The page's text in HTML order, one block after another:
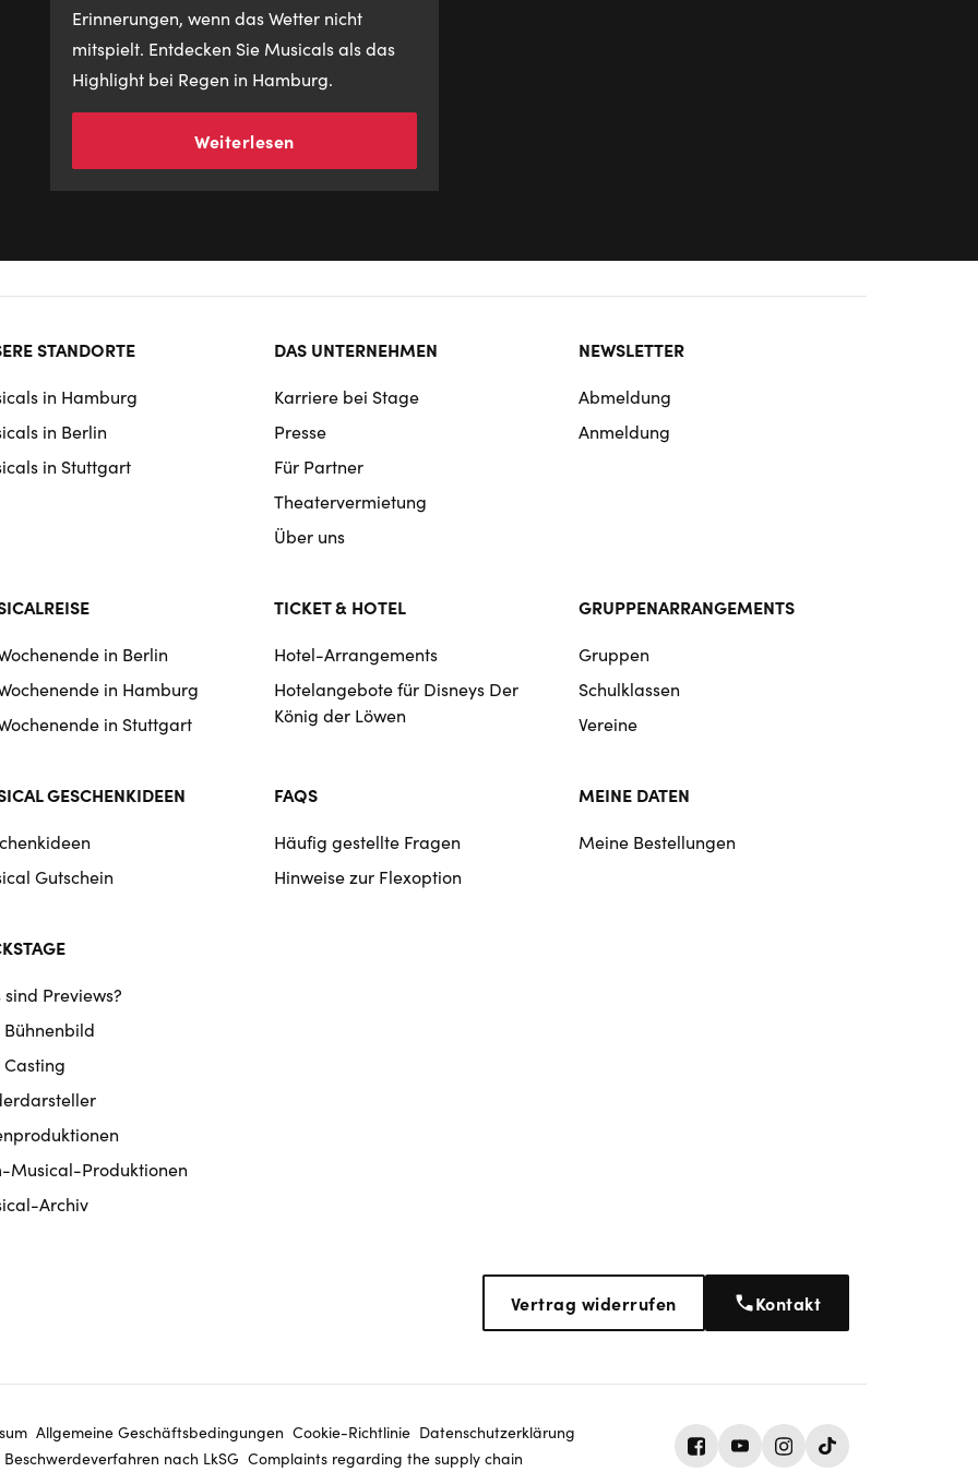
Erinnerungen, wenn das Wetter nicht
mitspielt. Entdecken Sie Musicals als das
Highlight bei Regen in Hamburg.
Weiterlesen
STANDORTE
in Hamburg
in Berlin
in Stuttgart
DAS UNTERNEHMEN
Karriere bei Stage
Presse
Für Partner
Theatervermietung
Über uns
NEWSLETTER
Abmeldung
Anmeldung
in Berlin
in Hamburg
in Stuttgart
TICKET & HOTEL
Hotel-Arrangements
Hotelangebote für Disneys Der
König der Löwen
GRUPPENARRANGEMENTS
Gruppen
Schulklassen
Vereine
GESCHENKIDEEN
Gutschein
FAQS
Häufig gestellte Fragen
Hinweise zur Flexoption
MEINE DATEN
Meine Bestellungen
sind Previews?
Bühnenbild
Casting
Musical-Produktionen
Archiv
Vertrag widerrufen Kontakt
Allgemeine Geschäftsbedingungen Cookie-Richtlinie Datenschutz­erklärung
Beschwerdeverfahren nach LkSG Complaints regarding the supply chain FacebookYoutubeInstagram
Tiktok